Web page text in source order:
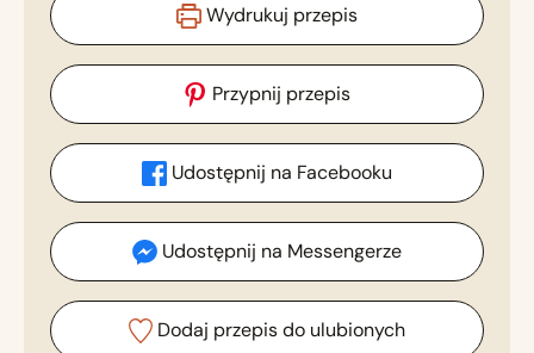
Wydrukuj przepis
Przypnij przepis
Udostępnij na Facebooku
Udostępnij na Messengerze
Dodaj przepis do ulubionych